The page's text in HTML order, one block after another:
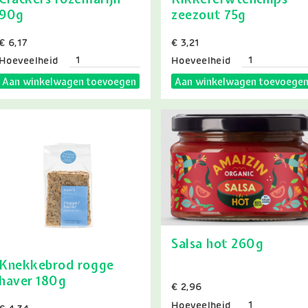
90g
6,17
Hoeveelheid
Aan winkelwagen toevoegen
zeezout 75g
Prijs
€ 3,21
Hoeveelheid
Aan winkelwagen toevoegen
Knekkebrod rogge
haver 180g
Salsa hot 260g
Prijs
€ 2,96
Hoeveelheid